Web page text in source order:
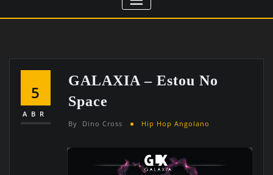
5
ABR
GALAXIA – Estou No
Space
By Dino Cross Hip Hop Angolano